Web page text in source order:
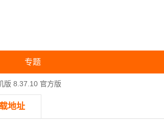
专题
版 8.37.10 官方版
地址